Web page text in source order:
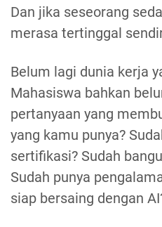
Dan jika seseorang
merasa tertinggal
Belum lagi dunia kerja
Mahasiswa bahkan
pertanyaan yang
yang kamu punya?
sertifikasi? Sudah
Sudah punya
siap bersaing dengan